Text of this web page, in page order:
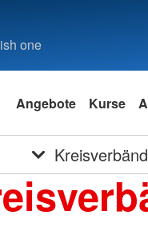
one
Angebote Kurse